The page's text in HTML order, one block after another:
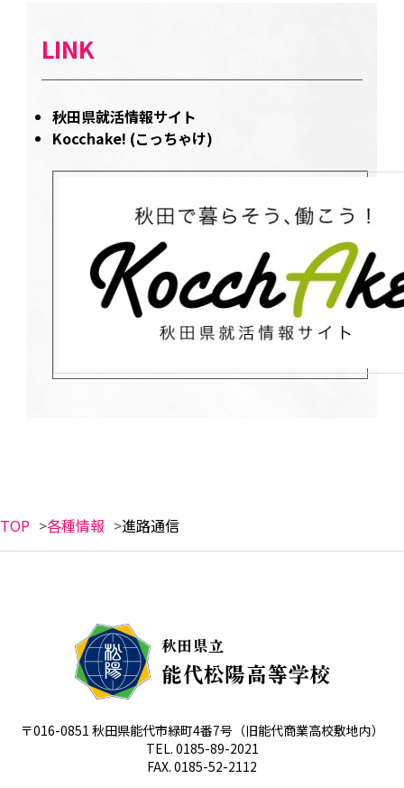
LINK
秋田県就活情報サイト
Kocchake! (こっちゃけ)
TOP 各種情報 進路通信
〒016-0851 秋田県能代市緑町4番7号 （旧能代商業高校敷地内）
TEL. 0185-89-2021
FAX. 0185-52-2112